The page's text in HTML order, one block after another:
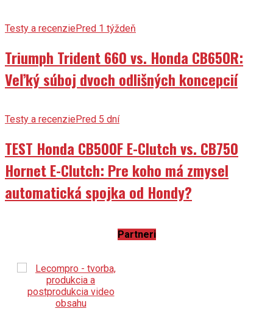
Testy a recenziePred 1 týždeň
Triumph Trident 660 vs. Honda CB650R:
Veľký súboj dvoch odlišných koncepcií
Testy a recenziePred 5 dní
TEST Honda CB500F E-Clutch vs. CB750
Hornet E-Clutch: Pre koho má zmysel
automatická spojka od Hondy?
Partneri